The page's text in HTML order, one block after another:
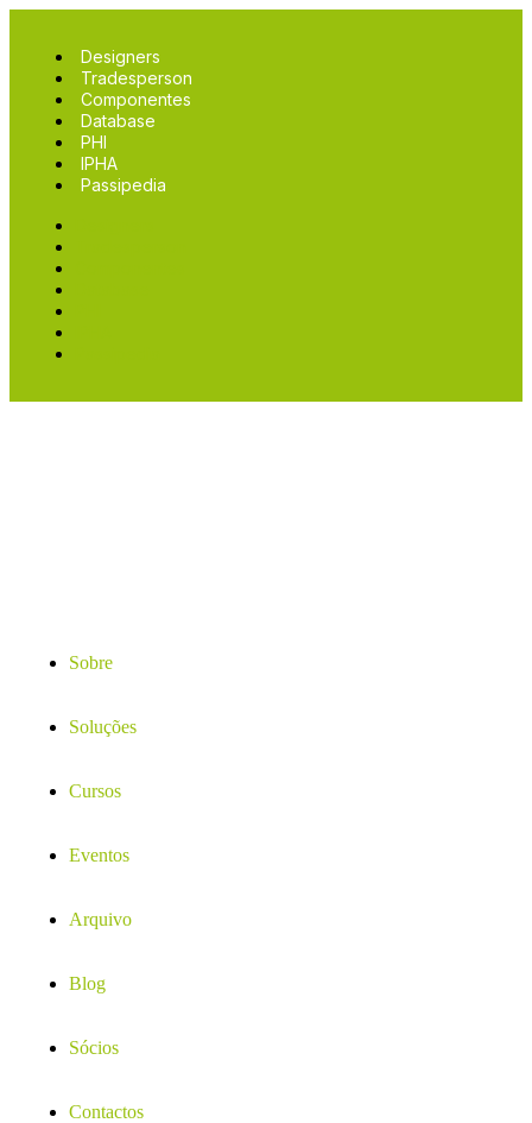
Designers
Tradesperson
Componentes
Database
PHI
IPHA
Passipedia
Sobre
Soluções
Cursos
Eventos
Arquivo
Blog
Sócios
Contactos